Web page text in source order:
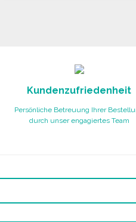
Kundenzufriedenheit
Persönliche Betreuung Ihrer
durch unser engagiertes Team